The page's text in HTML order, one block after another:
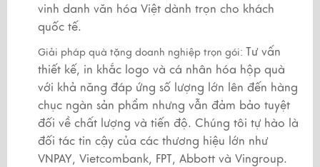
vinh danh văn hóa Việt dành trọn cho khách
quốc tế.
Giải pháp quà tặng doanh nghiệp trọn gói: Tư vấn
thiết kế, in khắc logo và cá nhân hóa hộp quà
với khả năng đáp ứng số lượng lớn lên đến hàng
chục ngàn sản phẩm nhưng vẫn đảm bảo tuyệt
đối về chất lượng và tiến độ. Chúng tôi tự hào là
đối tác tin cậy của các thương hiệu lớn như
VNPAY, Vietcombank, FPT, Abbott và Vingroup.